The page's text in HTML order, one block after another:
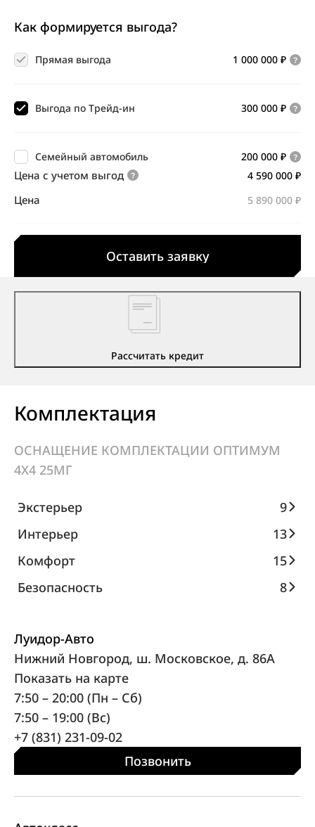
Как формируется выгода?
1 000 000 ₽
Прямая выгода
300 000 ₽
Выгода по Трейд-ин
200 000 ₽
Семейный автомобиль
Цена с учетом выгод 4 590 000 ₽
Цена 5 890 000 ₽
Оставить заявку
Рассчитать кредит
Комплектация
ОСНАЩЕНИЕ КОМПЛЕКТАЦИИ ОПТИМУМ
4X4 25МГ
Экстерьер
9
Интерьер
13
Комфорт
15
Безопасность
8
Луидор-Авто
Нижний Новгород, ш. Московское, д. 86А
Показать на карте
7:50 – 20:00 (Пн – Сб)
7:50 – 19:00 (Вс)
+7 (831) 231-09-02
Позвонить